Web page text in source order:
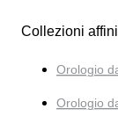
Collezioni affini
Orologio
Orologio